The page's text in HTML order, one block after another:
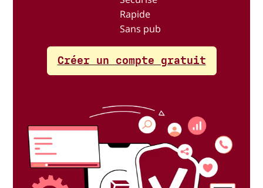
Rapide
Sans pub
Créer un compte gratuit